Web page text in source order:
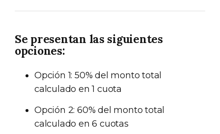
Se presentan las siguientes
opciones:
Opción 1: 50% del monto total
calculado en 1 cuota
Opción 2: 60% del monto total
calculado en 6 cuotas